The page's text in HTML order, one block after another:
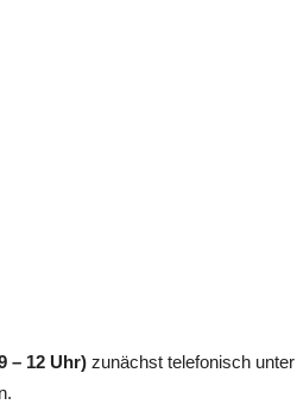
– 12 Uhr) zunächst telefonisch unter